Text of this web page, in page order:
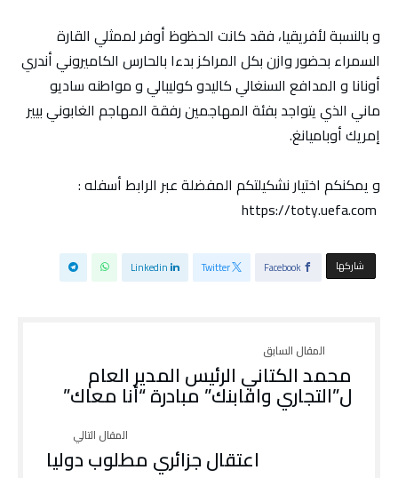
و بالنسبة لأفريقيا، فقد كانت الحظوظ أوفر لممثلي القارة
السمراء بحضور وازن بكل المراكز بدءا بالحارس الكاميروني أندري
أونانا و المدافع السنغالي كاليدو كوليبالي و مواطنه ساديو
ماني الذي يتواجد بفئة المهاجمين رفقة المهاجم الغابوني بيير
إمريك أوباميانغ.
و يمكنكم اختيار نشكيلتكم المفضلة عبر الرابط أسفله :
‫‫ شاركها‬ Facebook
Twitter
Linkedin
محمد الكتاني الرئيس المدير العام
ل”التجاري وافابنك” مبادرة “أنا معاك”
اعتقال جزائري مطلوب دوليا